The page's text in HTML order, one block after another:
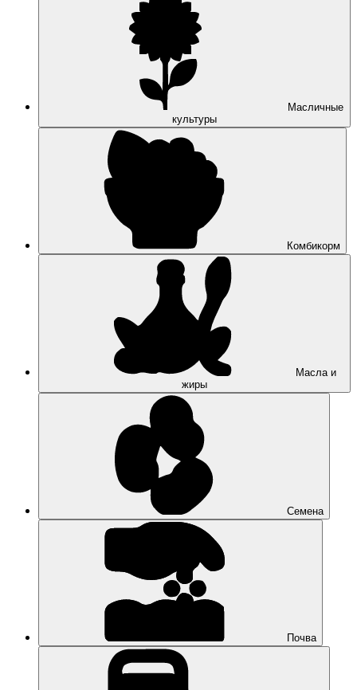
Масличные
культуры
Комбикорм
Масла и
жиры
Семена
Почва